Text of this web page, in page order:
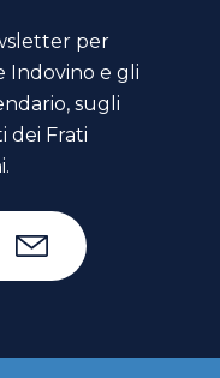
per
Indovino e gli
sugli
dei Frati